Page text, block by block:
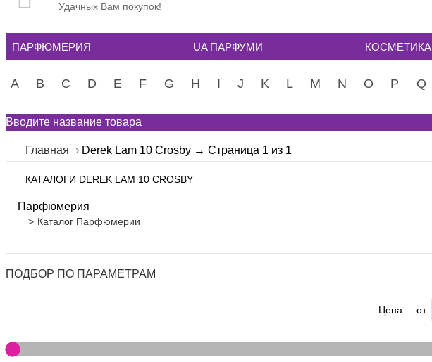
Удачных Вам покупок!
ПАРФЮМЕРИЯ UA ПАРФУМИ КОСМЕТИКА
A B C D E F G H I J K L M N O P Q
Главная Derek Lam 10 Crosby → Страница 1 из 1
КАТАЛОГИ DEREK LAM 10 CROSBY
Парфюмерия
Каталог Парфюмерии
ПОДБОР ПО ПАРАМЕТРАМ
Цена от